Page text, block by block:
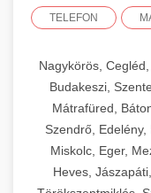
TELEFON
Nagykörös,
Budakeszi,
Mátrafüred,
Szendrő, Edelény,
Miskolc, Eger,
Heves,